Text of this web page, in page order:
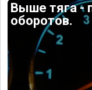
Выше тяга -
оборотов.